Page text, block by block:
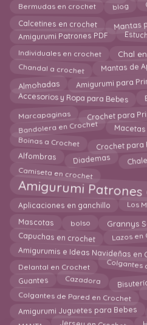
Bermudas en crochet blog
Calcetines en crochet Mantas
Amigurumi Patrones PDF
Individuales en crochet Chal
Chandal a crochet Mantas de
Almohadas Amigurumi para
Accesorios y Ropa para Bebes
Marcapaginas Crochet para
Bandolera en Crochet
Boinas a Crochet Crochet
Alfombras Diademas
Camiseta en crochet
Amigurumi Patrones
Aplicaciones en ganchillo Los
Mascotas bolso Grannys
Capuchas en crochet Lazos en
Amigurumis e Ideas Navideñas en
Delantal en Crochet Colgantes
Guantes Cazadora
Colgantes de Pared en Crochet
Amigurumi Juguetes para Bebes